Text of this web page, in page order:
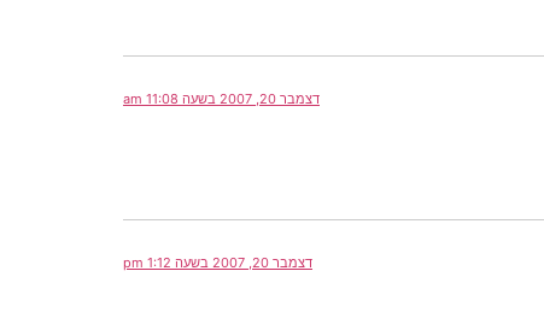
דצמבר 20, 2007 בשעה 11:08 am
דצמבר 20, 2007 בשעה 1:12 pm